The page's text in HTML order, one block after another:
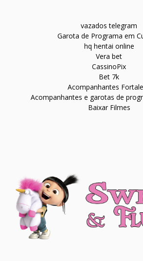
vazados telegram
Garota de Programa em
hq hentai online
Vera bet
CassinoPix
Bet 7k
Acompanhantes
Acompanhantes e garotas de
Baixar Filmes